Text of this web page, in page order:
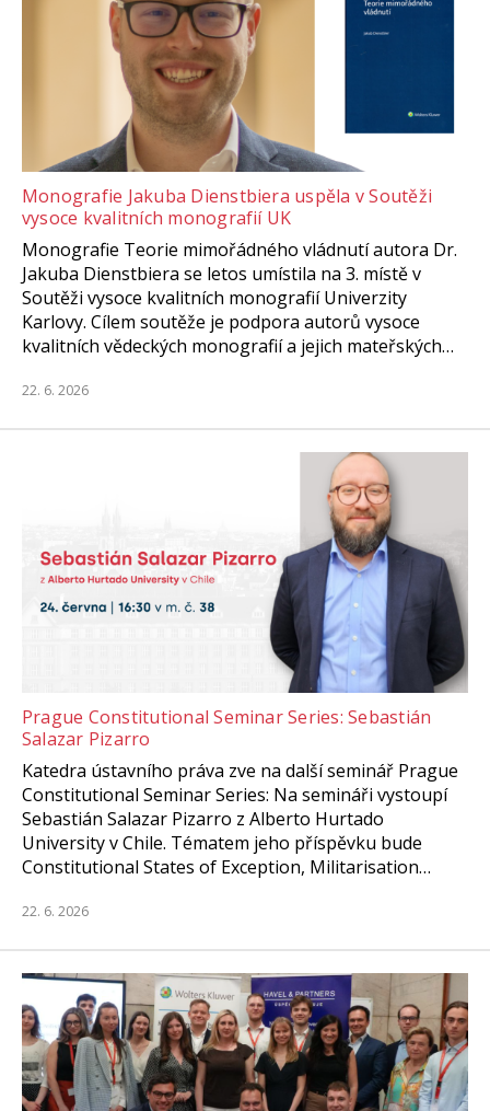
Monografie Jakuba Dienstbiera uspěla v Soutěži
vysoce kvalitních monografií UK
Monografie Teorie mimořádného vládnutí autora Dr.
Jakuba Dienstbiera se letos umístila na 3. místě v
Soutěži vysoce kvalitních monografií Univerzity
Karlovy. Cílem soutěže je podpora autorů vysoce
kvalitních vědeckých monografií a jejich mateřských…
22. 6. 2026
Prague Constitutional Seminar Series: Sebastián
Salazar Pizarro
Katedra ústavního práva zve na další seminář Prague
Constitutional Seminar Series: Na semináři vystoupí
Sebastián Salazar Pizarro z Alberto Hurtado
University v Chile. Tématem jeho příspěvku bude
Constitutional States of Exception, Militarisation…
22. 6. 2026